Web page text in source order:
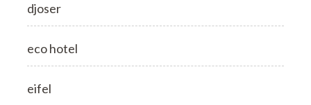
djoser
eco hotel
eifel